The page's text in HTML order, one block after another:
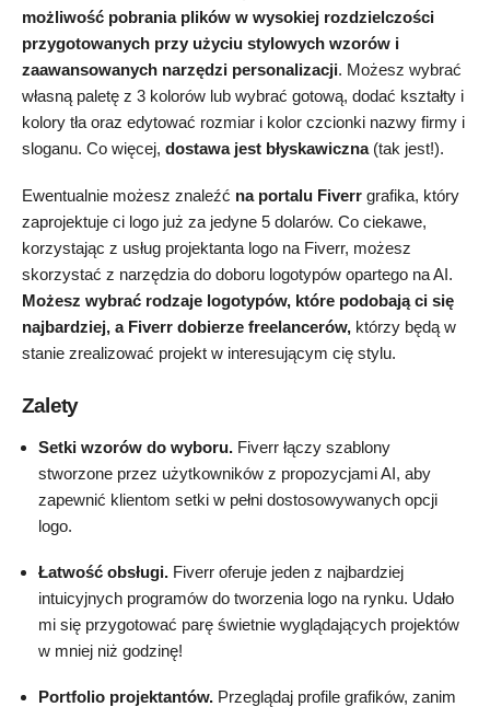
możliwość pobrania plików w wysokiej rozdzielczości
przygotowanych przy użyciu stylowych wzorów i
zaawansowanych narzędzi personalizacji. Możesz wybrać
własną paletę z 3 kolorów lub wybrać gotową, dodać kształty i
kolory tła oraz edytować rozmiar i kolor czcionki nazwy firmy i
sloganu. Co więcej, dostawa jest błyskawiczna(tak jest!).
Ewentualnie możesz znaleźć na portalu Fiverr grafika, który
zaprojektuje ci logo już za jedyne 5 dolarów. Co ciekawe,
korzystając z usług projektanta logo na Fiverr, możesz
skorzystać z narzędzia do doboru logotypów opartego na AI.
Możesz wybrać rodzaje logotypów, które podobają ci się
najbardziej, a Fiverr dobierze freelancerów, którzy będą w
stanie zrealizować projekt w interesującym cię stylu.
Zalety
Setki wzorów do wyboru. Fiverr łączy szablony
stworzone przez użytkowników z propozycjami AI, aby
zapewnić klientom setki w pełni dostosowywanych opcji
logo.
Łatwość obsługi. Fiverr oferuje jeden z najbardziej
intuicyjnych programów do tworzenia logo na rynku. Udało
mi się przygotować parę świetnie wyglądających projektów
w mniej niż godzinę!
Portfolio projektantów. Przeglądaj profile grafików, zanim